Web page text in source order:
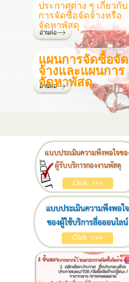
ประกาศต่าง ๆ เกี่ยวกับ
การจัดซื้อจัดจ้างหรือ
จัดหาพัสดุ
แผนการจัดซื้อจัด
จ้างและแผนการ
จัดหาพัสดุ